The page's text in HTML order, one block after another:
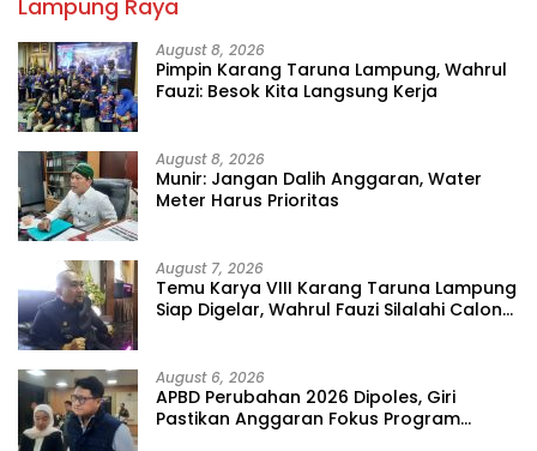
Lampung Raya
August 8, 2026
Pimpin Karang Taruna Lampung, Wahrul
Fauzi: Besok Kita Langsung Kerja
August 8, 2026
Munir: Jangan Dalih Anggaran, Water
Meter Harus Prioritas
August 7, 2026
Temu Karya VIII Karang Taruna Lampung
Siap Digelar, Wahrul Fauzi Silalahi Calon
August 6, 2026
APBD Perubahan 2026 Dipoles, Giri
Pastikan Anggaran Fokus Program